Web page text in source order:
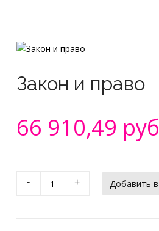
Закон и право
66 910,49 руб
- +